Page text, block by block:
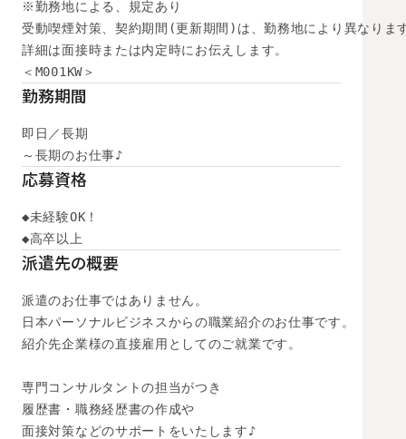
※勤務地による、規定あり
受動喫煙対策、契約期間(更新期間)は、勤務地により異なりま
詳細は面接時または内定時にお伝えします。
＜M001KW＞
勤務期間
即日／長期
～長期のお仕事♪
応募資格
◆未経験OK！
◆高卒以上
派遣先の概要
派遣のお仕事ではありません。
日本パーソナルビジネスからの職業紹介のお仕事です。
紹介先企業様の直接雇用としてのご就業です。
専門コンサルタントの担当がつき
履歴書・職務経歴書の作成や
面接対策などのサポートをいたします♪